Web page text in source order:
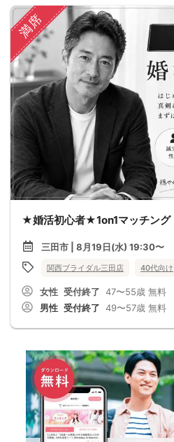
満席
★婚活初心者★1on1マッチング
三田市 | 8月19日(水) 19:30〜
関西ブライダル三田店 40代向け
女性 受付終了 47〜55歳 無料
男性 受付終了 49〜57歳 無料